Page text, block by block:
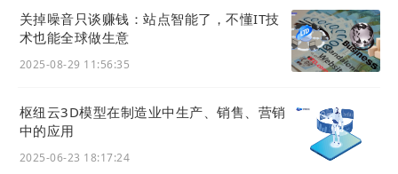
关掉噪音只谈赚钱：站点智能了，不懂IT技
术也能全球做生意
2025-08-29 11:56:35
枢纽云3D模型在制造业中生产、销售、营销
中的应用
2025-06-23 18:17:24